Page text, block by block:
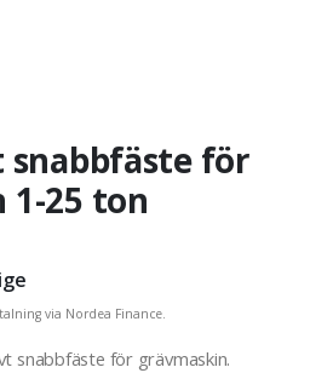
för
1-25 ton
via Nordea Finance.
snabbfäste för grävmaskin.